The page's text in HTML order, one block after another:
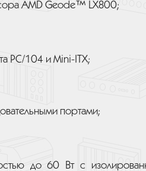
AMD Geode™ LX800;
PC/104 и Mini-ITX;
портами;
до 60 Вт с